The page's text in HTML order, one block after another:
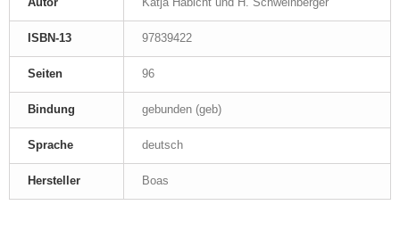
ISBN-13 97839422
Seiten 96
Bindung gebunden (geb)
Sprache deutsch
Hersteller Boas